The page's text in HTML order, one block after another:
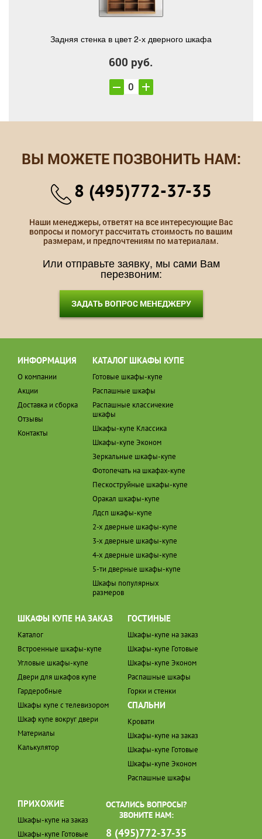
Задняя стенка в цвет 2-х дверного шкафа
600 руб.
ВЫ МОЖЕТЕ ПОЗВОНИТЬ НАМ:
8 (495)772-37-35
Наши менеджеры, ответят на все интересующие Вас
вопросы и помогут рассчитать стоимость по вашим
размерам, и предпочтениям по материалам.
Или отправьте заявку, мы сами Вам
перезвоним:
ЗАДАТЬ ВОПРОС МЕНЕДЖЕРУ
ИНФОРМАЦИЯ
О компании
Акции
Доставка и сборка
Отзывы
Контакты
КАТАЛОГ ШКАФЫ КУПЕ
Готовые шкафы-купе
Распашные шкафы
Распашные классичекие
шкафы
Шкафы-купе Классика
Шкафы-купе Эконом
Зеркальные шкафы-купе
Фотопечать на шкафах-купе
Пескоструйные шкафы-купе
Оракал шкафы-купе
Лдсп шкафы-купе
2-х дверные шкафы-купе
3-х дверные шкафы-купе
4-х дверные шкафы-купе
5-ти дверные шкафы-купе
Шкафы популярных
размеров
ШКАФЫ КУПЕ НА ЗАКАЗ
Каталог
Встроенные шкафы-купе
Угловые шкафы-купе
Двери для шкафов купе
Гардеробные
Шкафы купе с телевизором
Шкаф купе вокруг двери
Материалы
Калькулятор
ГОСТИНЫЕ
Шкафы-купе на заказ
Шкафы-купе Готовые
Шкафы-купе Эконом
Распашные шкафы
Горки и стенки
СПАЛЬНИ
Кровати
Шкафы-купе на заказ
Шкафы-купе Готовые
Шкафы-купе Эконом
Распашные шкафы
ПРИХОЖИЕ
Шкафы-купе на заказ
Шкафы-купе Готовые
ОСТАЛИСЬ ВОПРОСЫ?
ЗВОНИТЕ НАМ:
8 (495)772-37-35